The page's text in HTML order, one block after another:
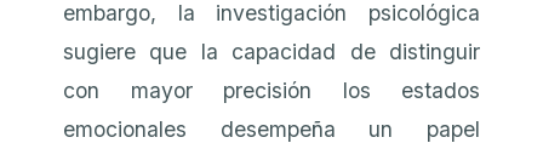
embargo, la investigación psicológica
sugiere que la capacidad de distinguir
con mayor precisión los estados
emocionales desempeña un papel